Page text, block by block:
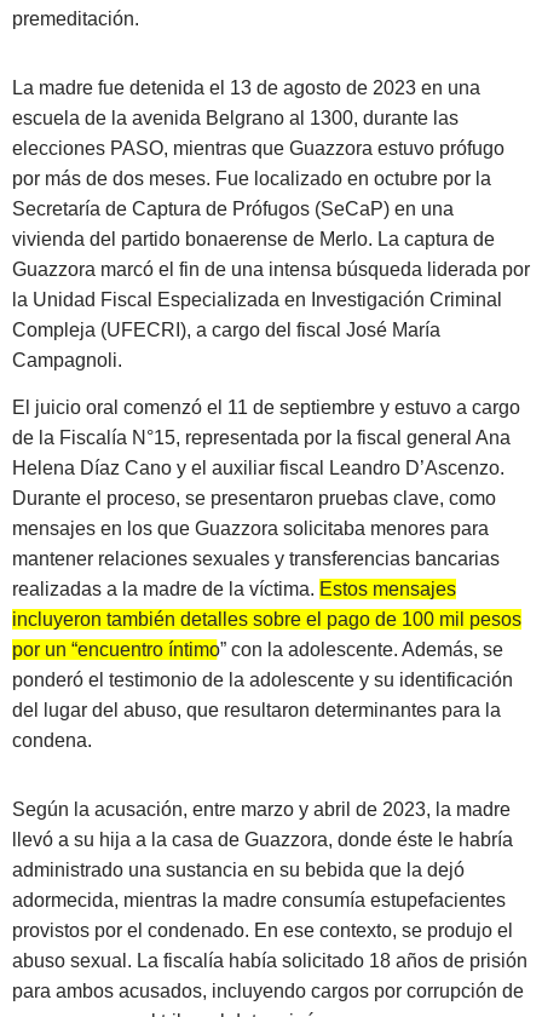
premeditación.
La madre fue detenida el 13 de agosto de 2023 en una
escuela de la avenida Belgrano al 1300, durante las
elecciones PASO, mientras que Guazzora estuvo prófugo
por más de dos meses. Fue localizado en octubre por la
Secretaría de Captura de Prófugos (SeCaP) en una
vivienda del partido bonaerense de Merlo. La captura de
Guazzora marcó el fin de una intensa búsqueda liderada por
la Unidad Fiscal Especializada en Investigación Criminal
Compleja (UFECRI), a cargo del fiscal José María
Campagnoli.
El juicio oral comenzó el 11 de septiembre y estuvo a cargo
de la Fiscalía N°15, representada por la fiscal general Ana
Helena Díaz Cano y el auxiliar fiscal Leandro D’Ascenzo.
Durante el proceso, se presentaron pruebas clave, como
mensajes en los que Guazzora solicitaba menores para
mantener relaciones sexuales y transferencias bancarias
realizadas a la madre de la víctima. Estos mensajes
incluyeron también detalles sobre el pago de 100 mil pesos
por un “encuentro íntimo” con la adolescente. Además, se
ponderó el testimonio de la adolescente y su identificación
del lugar del abuso, que resultaron determinantes para la
condena.
Según la acusación, entre marzo y abril de 2023, la madre
llevó a su hija a la casa de Guazzora, donde éste le habría
administrado una sustancia en su bebida que la dejó
adormecida, mientras la madre consumía estupefacientes
provistos por el condenado. En ese contexto, se produjo el
abuso sexual. La fiscalía había solicitado 18 años de prisión
para ambos acusados, incluyendo cargos por corrupción de